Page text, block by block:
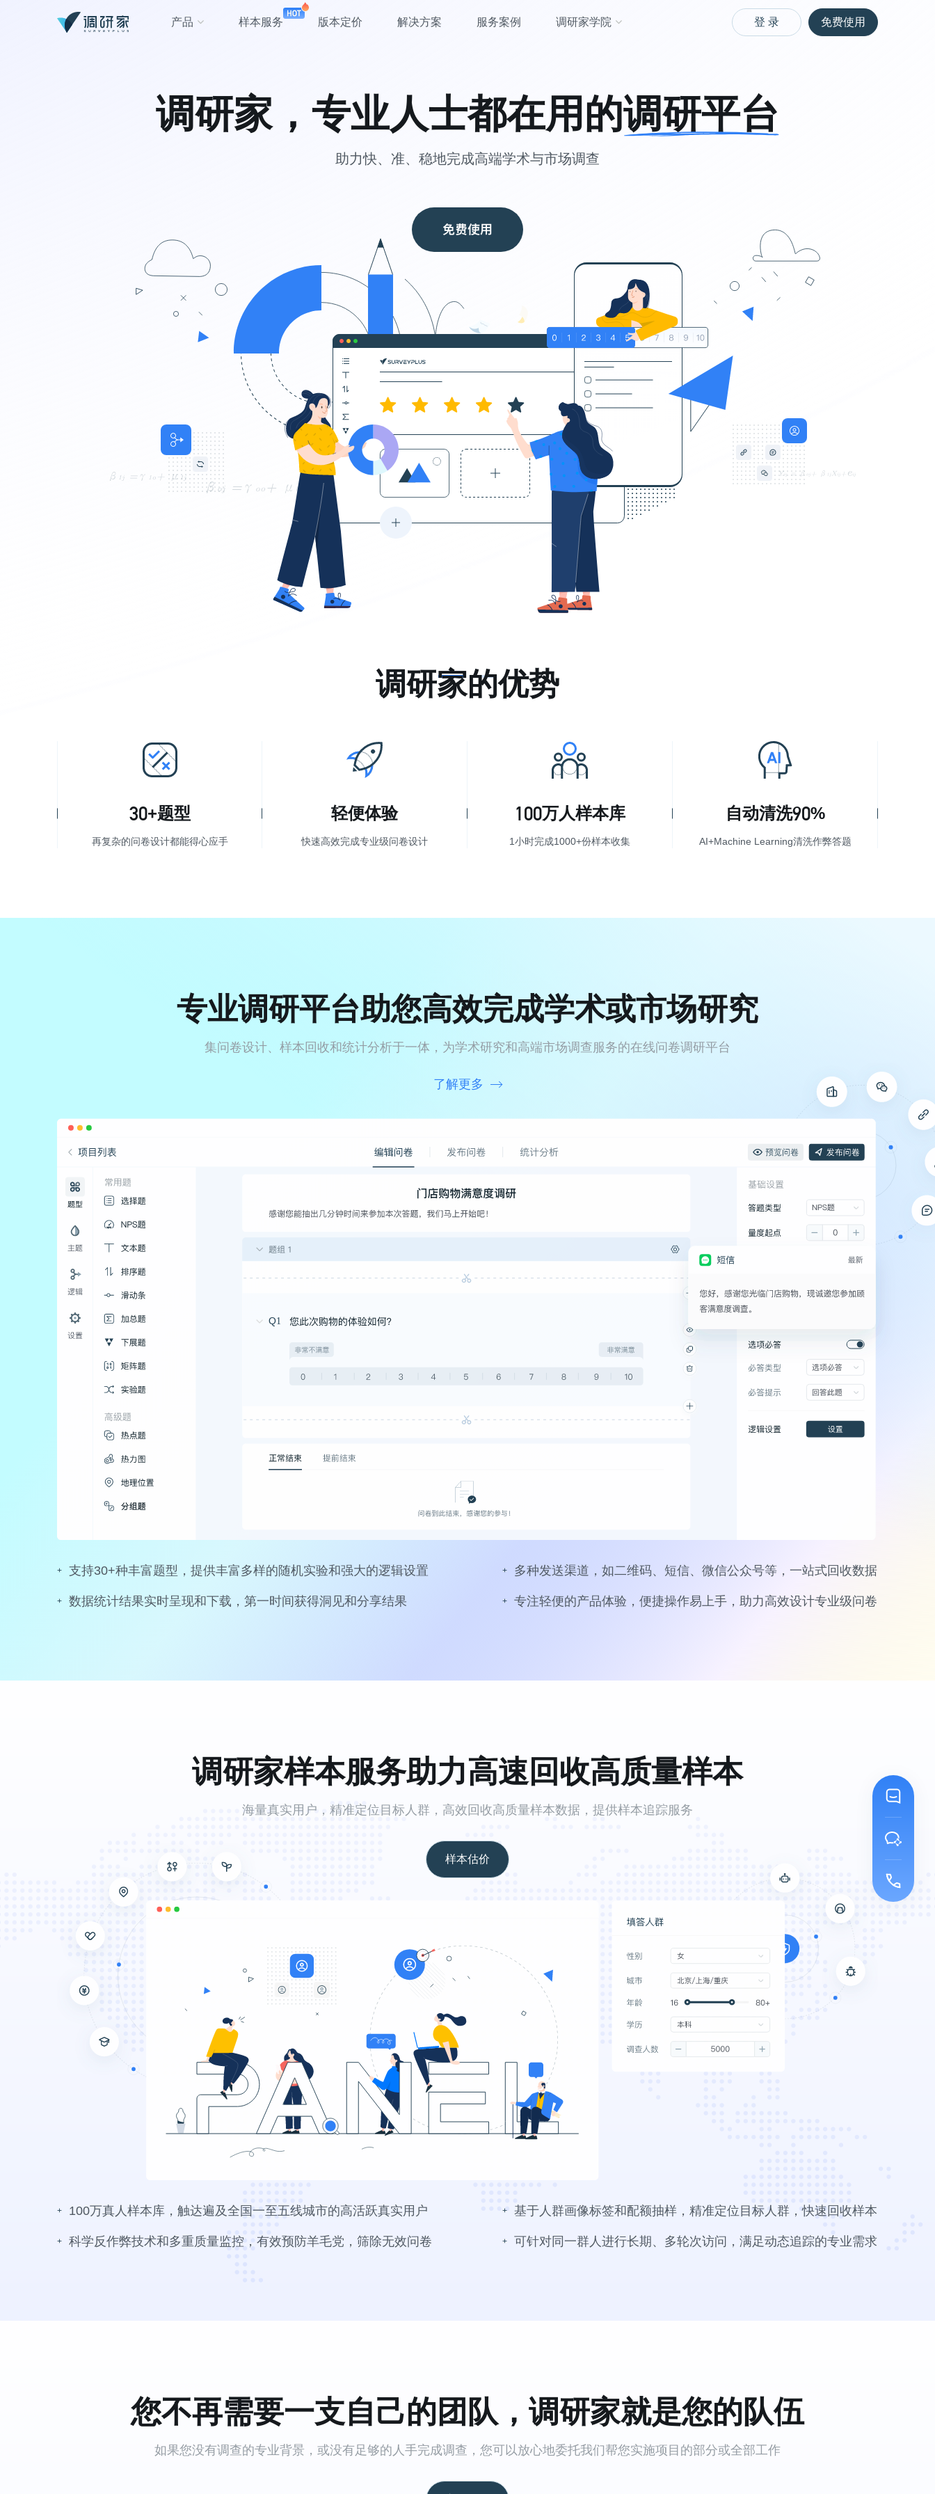
产品 样本服务 版本定价 解决方案 服务案例 调研家学院 登 录 免费使用
调研家样本库，高质量的社区样本生
海量用户精准触达，提供优质、真实、可靠的样本服务
调研家的优势
30+题型
再复杂的问卷设计都能得心应手
轻便体验
快速高效完成专业级问卷设计
100万人样本库
1小时完成1000+份样本收集
自动清洗90%
AI+Machine Learning清洗作弊答题
专业调研平台助您高效完成学术或市场研究
集问卷设计、样本回收和统计分析于一体，为学术研究和高端市场调查服务的在线问卷调研平台
了解更多
支持30+种丰富题型，提供丰富多样的随机实验和强大的逻辑设置 多种发送渠道，如二维码、短信、微信公众号等，一站式回收数据
数据统计结果实时呈现和下载，第一时间获得洞见和分享结果 专注轻便的产品体验，便捷操作易上手，助力高效设计专业级问卷
调研家样本服务助力高速回收高质量样本
海量真实用户，精准定位目标人群，高效回收高质量样本数据，提供样本追踪服务
样本估价
100万真人样本库，触达遍及全国一至五线城市的高活跃真实用户 基于人群画像标签和配额抽样，精准定位目标人群，快速回收样本
科学反作弊技术和多重质量监控，有效预防羊毛党，筛除无效问卷 可针对同一群人进行长期、多轮次访问，满足动态追踪的专业需求
您不再需要一支自己的团队，调研家就是您的队伍
如果您没有调查的专业背景，或没有足够的人手完成调查，您可以放心地委托我们帮您实施项目的部分或全部工作